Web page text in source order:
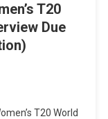
T20
Due
T20 World